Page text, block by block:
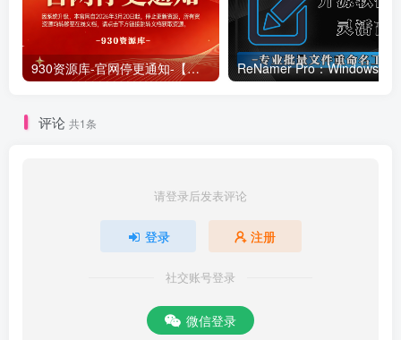
930资源库-官网停更通知-【换在线文档更新-每日更新】
评论 共1条
请登录后发表评论
登录 注册
社交账号登录
微信登录